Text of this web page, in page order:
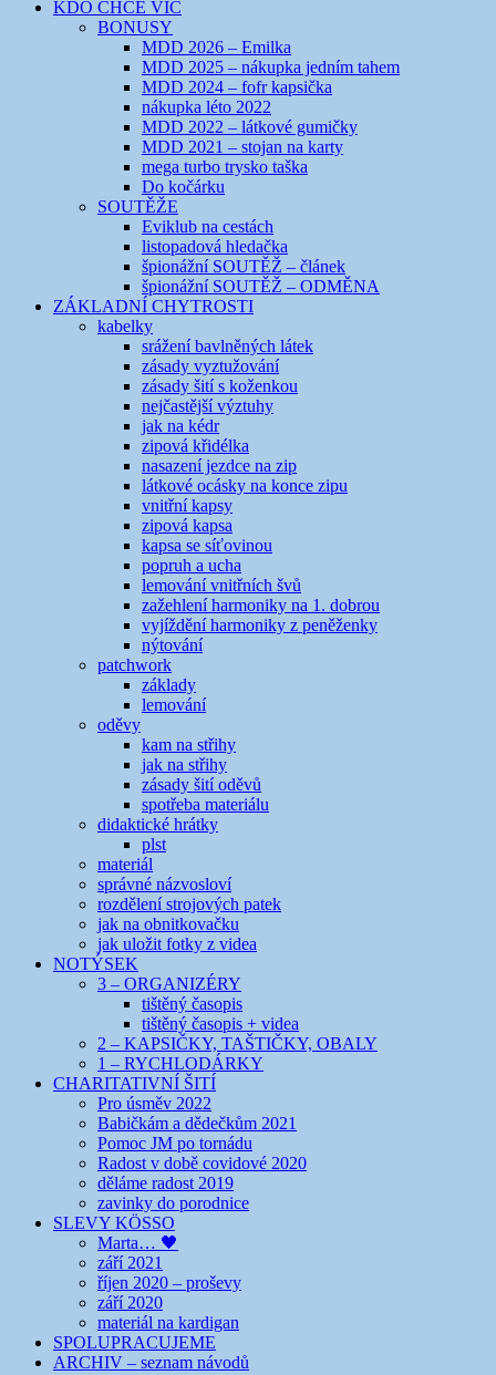
KDO CHCE VÍC
BONUSY
MDD 2026 – Emilka
MDD 2025 – nákupka jedním tahem
MDD 2024 – fofr kapsička
nákupka léto 2022
MDD 2022 – látkové gumičky
MDD 2021 – stojan na karty
mega turbo trysko taška
Do kočárku
SOUTĚŽE
Eviklub na cestách
listopadová hledačka
špionážní SOUTĚŽ – článek
špionážní SOUTĚŽ – ODMĚNA
ZÁKLADNÍ CHYTROSTI
kabelky
srážení bavlněných látek
zásady vyztužování
zásady šití s koženkou
nejčastější výztuhy
jak na kédr
zipová křidélka
nasazení jezdce na zip
látkové ocásky na konce zipu
vnitřní kapsy
zipová kapsa
kapsa se síťovinou
popruh a ucha
lemování vnitřních švů
zažehlení harmoniky na 1. dobrou
vyjíždění harmoniky z peněženky
nýtování
patchwork
základy
lemování
oděvy
kam na střihy
jak na střihy
zásady šití oděvů
spotřeba materiálu
didaktické hrátky
plst
materiál
správné názvosloví
rozdělení strojových patek
jak na obnitkovačku
jak uložit fotky z videa
NOTÝSEK
3 – ORGANIZÉRY
tištěný časopis
tištěný časopis + videa
2 – KAPSIČKY, TAŠTIČKY, OBALY
1 – RYCHLODÁRKY
CHARITATIVNÍ ŠITÍ
Pro úsměv 2022
Babičkám a dědečkům 2021
Pomoc JM po tornádu
Radost v době covidové 2020
děláme radost 2019
zavinky do porodnice
SLEVY KÖSSO
Marta… 🖤
září 2021
říjen 2020 – proševy
září 2020
materiál na kardigan
SPOLUPRACUJEME
ARCHIV – seznam návodů